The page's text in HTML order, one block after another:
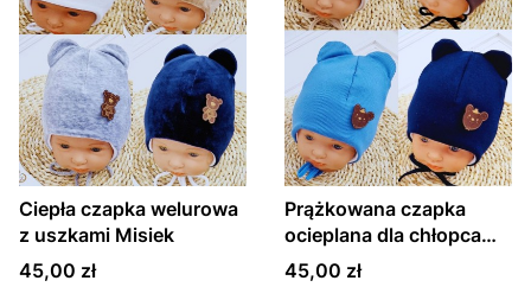
Ciepła czapka welurowa
z uszkami Misiek
Cena
45,00 zł
Prążkowana czapka
ocieplana dla chłopca
Miś w kapeluszu
Cena
45,00 zł